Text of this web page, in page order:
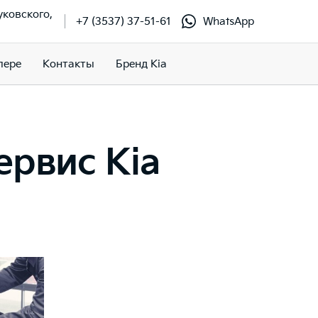
+7 (3537) 37-51-61 WhatsApp
Контакты Бренд Kia
Kia